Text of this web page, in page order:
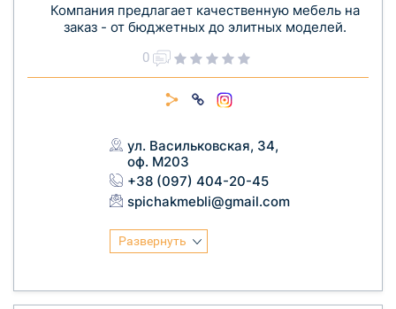
Компания предлагает качественную мебель на
заказ - от бюджетных до элитных моделей.
0
ул. Васильковская, 34,
оф. М203
+38 (097) 404-20-45
spichakmebli@gmail.com
Развернуть